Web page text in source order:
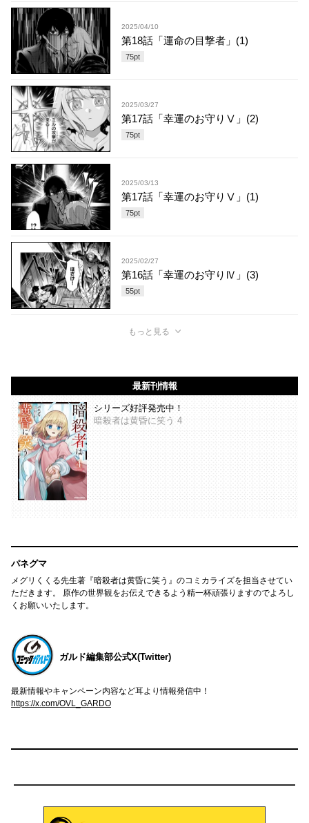
2025/04/10
第18話「運命の目撃者」(1)
75pt
2025/03/27
第17話「幸運のお守りⅤ」(2)
75pt
2025/03/13
第17話「幸運のお守りⅤ」(1)
75pt
2025/02/27
第16話「幸運のお守りⅣ」(3)
55pt
もっと見る
最新刊情報
シリーズ好評発売中！
暗殺者は黄昏に笑う 4
パネグマ
メグリくくる先生著『暗殺者は黄昏に笑う』のコミカライズを担当させてい
ただきます。 原作の世界観をお伝えできるよう精一杯頑張りますのでよろし
くお願いいたします。
ガルド編集部公式X(Twitter)
最新情報やキャンペーン内容など耳より情報発信中！
https://x.com/OVL_GARDO